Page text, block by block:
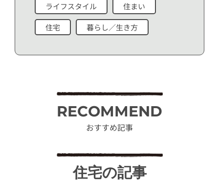
ライフスタイル 住まい
住宅 暮らし／生き方
RECOMMEND
おすすめ記事
住宅の記事